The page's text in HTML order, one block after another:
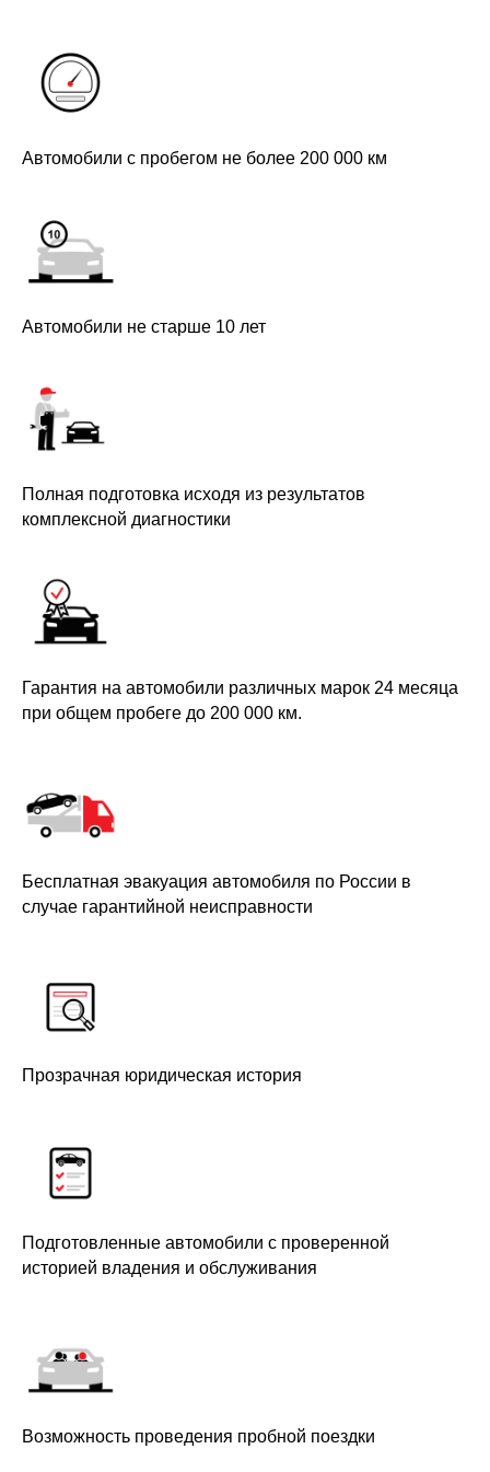
Автомобили с пробегом не более 200 000 км
Автомобили не старше 10 лет
Полная подготовка исходя из результатов
комплексной диагностики
Гарантия на автомобили различных марок 24 месяца
при общем пробеге до 200 000 км.
Бесплатная эвакуация автомобиля по России в
случае гарантийной неисправности
Прозрачная юридическая история
Подготовленные автомобили с проверенной
историей владения и обслуживания
Возможность проведения пробной поездки